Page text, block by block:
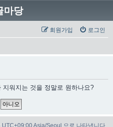
마당
로그인
회원가입
워지는 것을 정말로 원하나요?
UTC+09:00 Asia/Seoul 으로 나타냅니다